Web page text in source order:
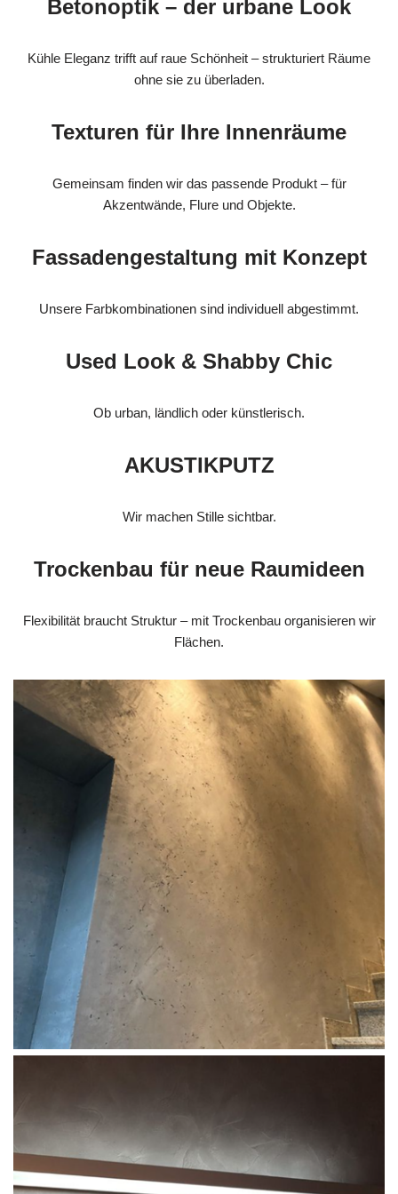
Betonoptik – der urbane Look
Kühle Eleganz trifft auf raue Schönheit – strukturiert Räume
ohne sie zu überladen.
Texturen für Ihre Innenräume
Gemeinsam finden wir das passende Produkt – für
Akzentwände, Flure und Objekte.
Fassadengestaltung mit Konzept
Unsere Farbkombinationen sind individuell abgestimmt.
Used Look & Shabby Chic
Ob urban, ländlich oder künstlerisch.
AKUSTIKPUTZ
Wir machen Stille sichtbar.
Trockenbau für neue Raumideen
Flexibilität braucht Struktur – mit Trockenbau organisieren wir
Flächen.